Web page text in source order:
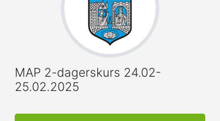
MAP 2-dagerskurs 24.02-
25.02.2025